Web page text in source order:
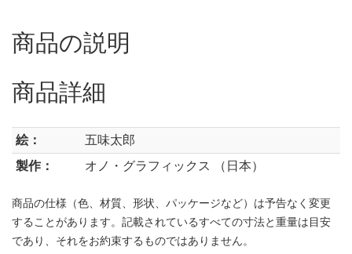
商品の説明
商品詳細
絵：
五味太郎
製作：
オノ・グラフィックス （日本）
商品の仕様（色、材質、形状、パッケージなど）は予告なく変更
することがあります。記載されているすべての寸法と重量は目安
であり、それをお約束するものではありません。